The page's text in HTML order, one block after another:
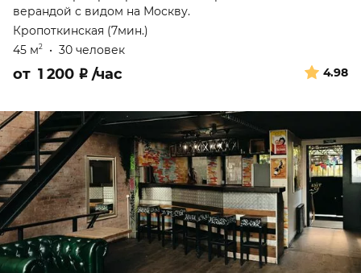
верандой с видом на Москву.
Кропоткинская (7мин.)
45 м2 • 30 человек
4.98
от 1 200 ₽ /час